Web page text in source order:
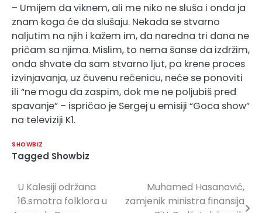
– Umijem da viknem, ali me niko ne sluša i onda ja
znam koga će da slušaju. Nekada se stvarno
naljutim na njih i kažem im, da naredna tri dana ne
pričam sa njima. Mislim, to nema šanse da izdržim,
onda shvate da sam stvarno ljut, pa krene proces
izvinjavanja, uz čuvenu rečenicu, neće se ponoviti
ili “ne mogu da zaspim, dok me ne poljubiš pred
spavanje” – ispričao je Sergej u emisiji “Goca show”
na televiziji K1.
SHOWBIZ
Tagged Showbiz
Navigacija
U Kalesiji održana
16.smotra folklora u
Muhamed Hasanović,
zamjenik ministra finansija